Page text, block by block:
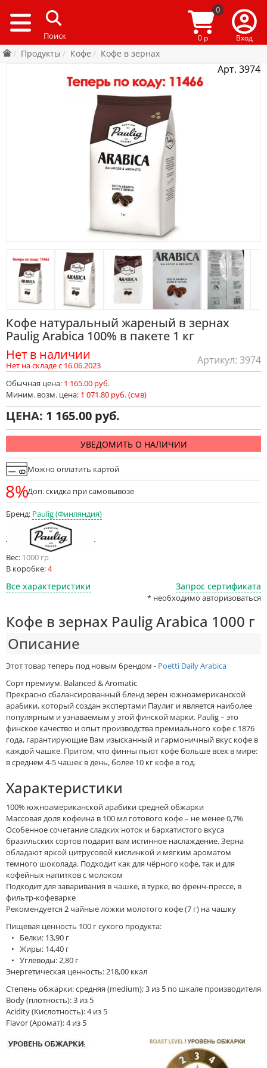
0
0 р Вход
Продукты Кофе Кофе в зернах
Арт. 3974
Кофе натуральный жареный в зернах
Paulig Arabica 100% в пакете 1 кг
Нет в наличии
Нет на складе с 16.06.2023 Артикул: 3974
Обычная цена: 1 165.00 руб.
Миним. возм. цена: 1 071.80 руб. (смв)
ЦЕНА: 1 165.00
УВЕДОМИТЬ О НАЛИЧИИ
Можно оплатить картой
8%Доп. скидка при самовывозе
Бренд: Paulig (Финляндия)
Вес: 1000 гр
В коробке:4
Все характеристики Запрос сертификата
* необходимо авторизоваться
Кофе в зернах Paulig Arabica 1000 г
Описание
Этот товар теперь под новым брендом - Poetti Daily Arabica
Сорт премиум. Balanced & Aromatic
Прекрасно сбалансированный бленд зерен южноамериканской
арабики, который создан экспертами Паулиг и является наиболее
популярным и узнаваемым у этой финской марки. Paulig – это
финское качество и опыт производства премиального кофе с 1876
года, гарантирующие Вам изысканный и гармоничный вкус кофе в
каждой чашке. Притом, что финны пьют кофе больше всех в мире:
в среднем 4-5 чашек в день, более 10 кг кофе в год.
Характеристики
100% южноамериканской арабики средней обжарки
Массовая доля кофеина в 100 мл готового кофе – не менее 0,7%
Особенное сочетание сладких ноток и бархатистого вкуса
бразильских сортов подарит вам истинное наслаждение. Зерна
обладают яркой цитрусовой кислинкой и мягким ароматом
темного шоколада. Подходит как для чёрного кофе, так и для
кофейных напитков с молоком
Подходит для заваривания в чашке, в турке, во френч-прессе, в
фильтр-кофеварке
Рекомендуется 2 чайные ложки молотого кофе (7 г) на чашку
Пищевая ценность 100 г сухого продукта:
• Белки: 13,90 г
• Жиры: 14,40 г
• Углеводы: 2,80 г
Энергетическая ценность: 218,00 ккал
Степень обжарки: средняя (medium); 3 из 5 по шкале производителя
Body (плотность): 3 из 5
Acidity (Кислотность): 4 из 5
Flavor (Аромат): 4 из 5